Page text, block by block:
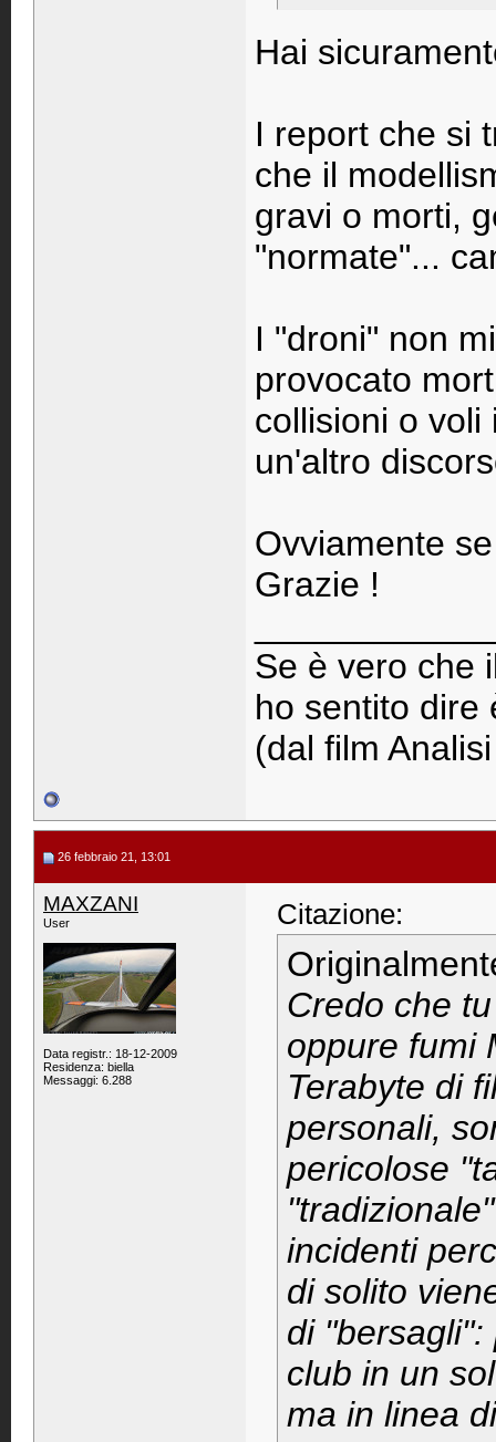
Hai
I report che si
che il
gravi o morti,
"normate"...
I "droni" non
provocato
collisioni o
un'altro
Ovviamente
Grazie !
Se è vero che
ho sentito dire
(dal film
26 febbraio 21, 13:01
MAXZANI
User
Data registr.: 18-12-2009
Residenza: biella
Messaggi: 6.288
Citazione:
Credo che
oppure fumi
Terabyte di
personali,
pericolose
incidenti
di solito
di
club in un
ma in linea